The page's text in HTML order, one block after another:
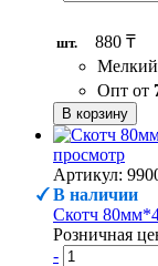
шт.
880 ₸
Мелкий
Опт от
В корзину
просмотр
Артикул:
В наличии
Скотч
Розничная
-